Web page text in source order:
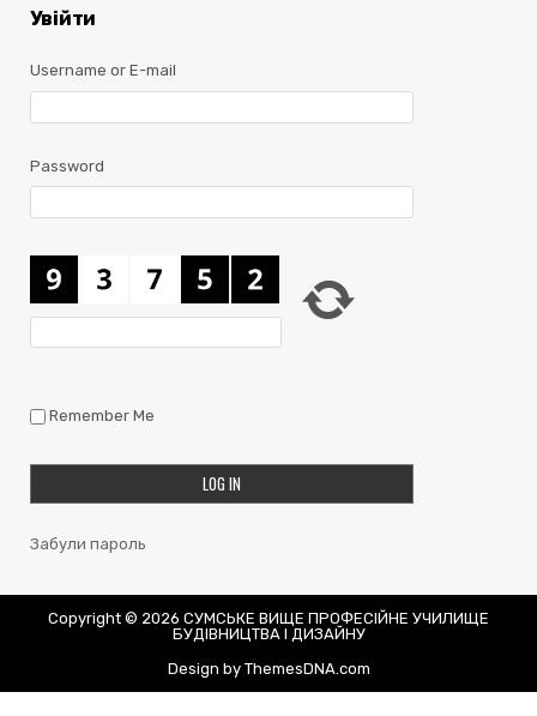
Увійти
Username or E-mail
Password
Remember Me
Забули пароль
Copyright © 2026 СУМСЬКЕ ВИЩЕ ПРОФЕСІЙНЕ УЧИЛИЩЕ
БУДІВНИЦТВА І ДИЗАЙНУ
Design by ThemesDNA.com